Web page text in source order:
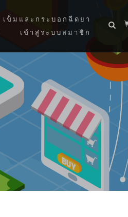
เข็มและกระบอกฉีดยา
เข้าสู่ระบบสมาชิก